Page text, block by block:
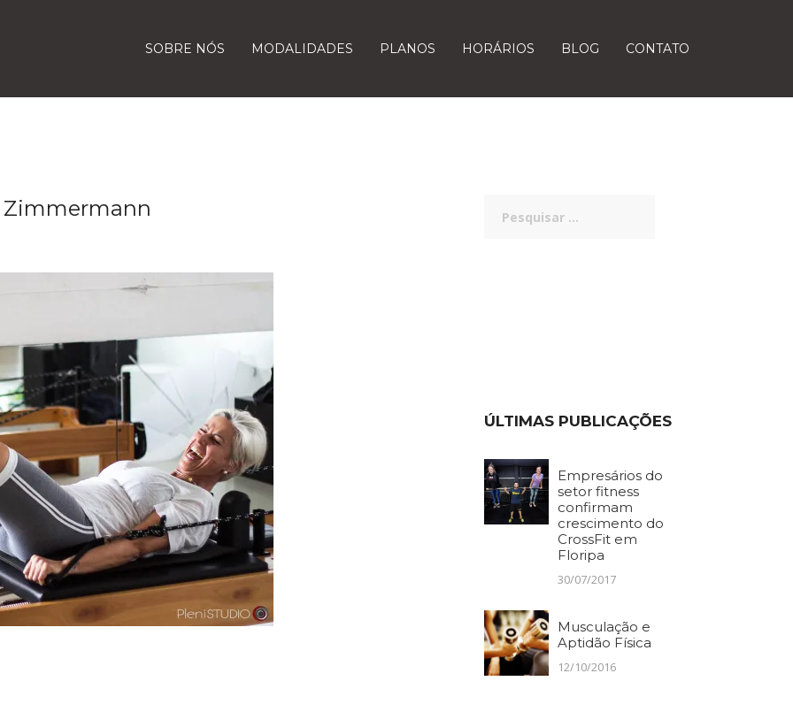
SOBRE NÓS MODALIDADES PLANOS HORÁRIOS BLOG CONTATO
Zimmermann
por:
ÚLTIMAS PUBLICAÇÕES
Empresários do
setor fitness
confirmam
crescimento do
CrossFit em
Floripa
30/07/2017
Musculação e
Aptidão Física
12/10/2016